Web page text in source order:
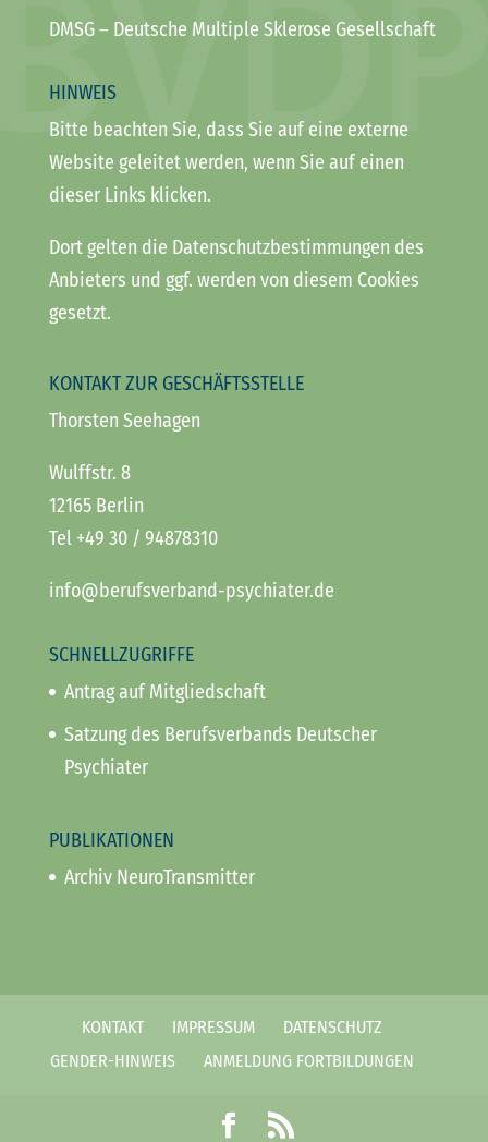
DMSG– Deutsche Multiple Sklerose Gesellschaft
HINWEIS
Bitte beachten Sie, dass Sie auf eine externe
Website geleitet werden, wenn Sie auf einen
dieser Links klicken.
Dort gelten die Datenschutzbestimmungen des
Anbieters und ggf. werden von diesem Cookies
gesetzt.
KONTAKT ZUR GESCHÄFTSSTELLE
Thorsten Seehagen
Wulffstr. 8
12165 Berlin
Tel +49 30 / 94878310
info@berufsverband-psychiater.de
SCHNELLZUGRIFFE
Antrag auf Mitgliedschaft
Satzung des Berufsverbands Deutscher
Psychiater
PUBLIKATIONEN
Archiv NeuroTransmitter
KONTAKT IMPRESSUM
DATENSCHUTZ
GENDER-HINWEIS
ANMELDUNG FORTBILDUNGEN